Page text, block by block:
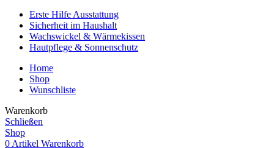
Erste Hilfe Ausstattung
Sicherheit im Haushalt
Wachswickel & Wärmekissen
Hautpflege & Sonnenschutz
Home
Shop
Wunschliste
Warenkorb
Schließen
Shop
0 Artikel Warenkorb